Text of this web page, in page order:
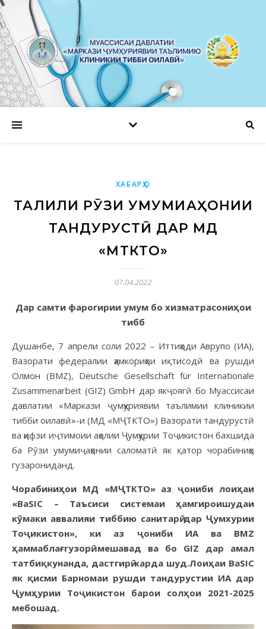
ХАБАРҲО
ТАҶЛИЛИ РӮЗИ УМУМИҶАҲОНИИ
ТАНДУРУСТӢ ДАР МД
«МҶТКТО»
07.04.2022
Дар самти фарогирии умумбо хизматрасониҳои
тибб
Душанбе, 7 апрели соли 2022 – Иттиҳоди Аврупо (ИА),
Вазорати федералии ҳамкориҳои иқтисодӣ ва рушди
Олмон (BMZ), Deutsche Gesellschaft für Internationale
Zusammenarbeit (GIZ) GmbH дар якҷоягӣ бо Муассисаи
давлатии «Маркази ҷумҳуриявии таълимии клиникии
тибби оилавӣ»-и (МД «МҶТКТО») Вазорати тандурустӣ
ва ҳифзи иҷтимоии аҳолии Ҷумҳурии Тоҷикистон бахшида
ба Рӯзи умумиҷаҳонии саломатӣ як қатор чорабиниҳо
гузарониданд.
Чорабиниҳои МД «МҶТКТО» аз ҷониби лоиҳаи
«BaSIC – Таъсиси системаи ҳамгироишудаи
кӯмаки аввалияи тиббию санитарӣ дар Ҷумхурии
Тоҷикистон», ки аз ҷониби ИА ва BMZ
ҳаммаблағгузорӣ мешавад ва бо GIZ дар амал
татбиқкунанда, дастгирӣ карда шуд.Лоиҳаи BaSIC
як қисми Барномаи рушди тандурустии ИА дар
Ҷумҳурии Тоҷикистон барои солҳои 2021-2025
мебошад.